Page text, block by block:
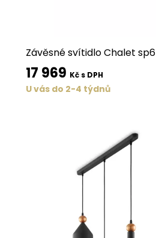
Závěsné svítidlo Chalet sp6
17 969 Kč s DPH
U vás do 2-4 týdnů